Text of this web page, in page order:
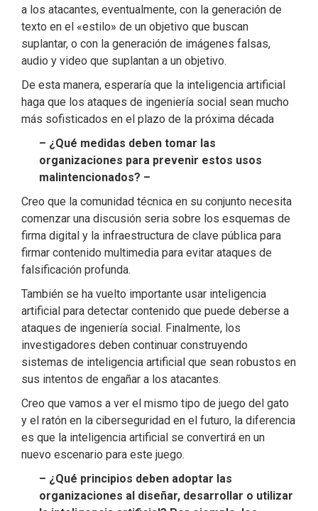
a los atacantes, eventualmente, con la generación de
texto en el «estilo» de un objetivo que buscan
suplantar, o con la generación de imágenes falsas,
audio y video que suplantan a un objetivo.
De esta manera, esperaría que la inteligencia artificial
haga que los ataques de ingeniería social sean mucho
más sofisticados en el plazo de la próxima década
– ¿Qué medidas deben tomar las
organizaciones para prevenir estos usos
malintencionados? –
Creo que la comunidad técnica en su conjunto necesita
comenzar una discusión seria sobre los esquemas de
firma digital y la infraestructura de clave pública para
firmar contenido multimedia para evitar ataques de
falsificación profunda.
También se ha vuelto importante usar inteligencia
artificial para detectar contenido que puede deberse a
ataques de ingeniería social. Finalmente, los
investigadores deben continuar construyendo
sistemas de inteligencia artificial que sean robustos en
sus intentos de engañar a los atacantes.
Creo que vamos a ver el mismo tipo de juego del gato
y el ratón en la ciberseguridad en el futuro, la diferencia
es que la inteligencia artificial se convertirá en un
nuevo escenario para este juego.
– ¿Qué principios deben adoptar las
organizaciones al diseñar, desarrollar o utilizar